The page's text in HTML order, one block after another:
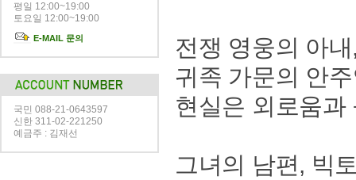
평일 12:00~19:00
토요일 12:00~19:00
E-MAIL 문의
국민 088-21-0643597
신한 311-02-221250
예금주 : 김재선
전쟁 영웅의 아
귀족 가문의 안
현실은 외로움과
그녀의 남편, 빅